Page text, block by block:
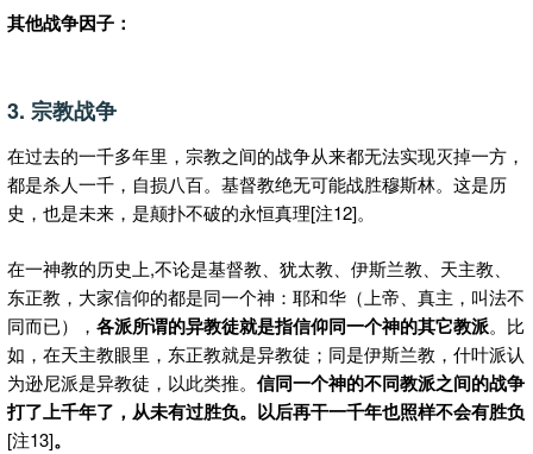
其他战争因子：
3. 宗教战争
在过去的一千多年里，宗教之间的战争从来都无法实现灭掉一方，
都是杀人一千，自损八百。基督教绝无可能战胜穆斯林。这是历
史，也是未来，是颠扑不破的永恒真理[注12]。
在一神教的历史上,不论是基督教、犹太教、伊斯兰教、天主教、
东正教，大家信仰的都是同一个神：耶和华（上帝、真主，叫法不
同而已）， 各派所谓的异教徒就是指信仰同一个神的其它教派。比
如，在天主教眼里，东正教就是异教徒；同是伊斯兰教，什叶派认
为逊尼派是异教徒，以此类推。 信同一个神的不同教派之间的战争
打了上千年了，从未有过胜负。以后再干一千年也照样不会有胜负
[注13]。